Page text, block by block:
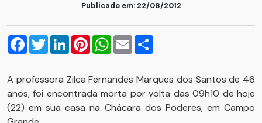
Publicado em: 22/08/2012
Facebook
TwitterLinkedInPinterestWhatsApp
Email
A professora Zilca Fernandes Marques dos Santos de 46
anos, foi encontrada morta por volta das 09h10 de hoje
(22) em sua casa na Chácara dos Poderes, em Campo